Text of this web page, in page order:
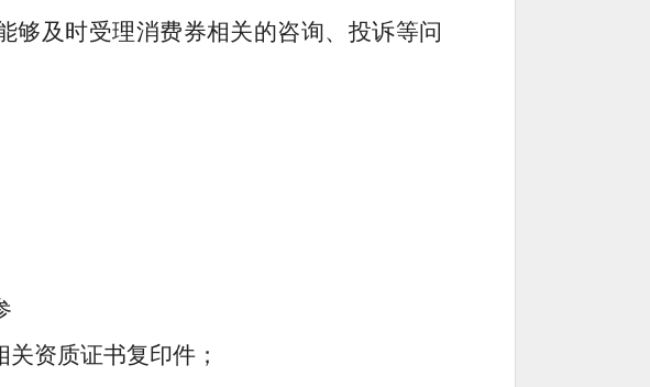
够及时受理消费券相关的咨询、投诉等问
资质证书复印件；